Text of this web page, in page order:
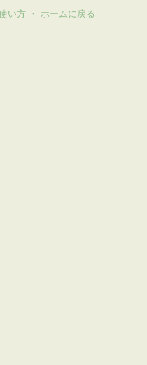
い方 ・ ホームに戻る